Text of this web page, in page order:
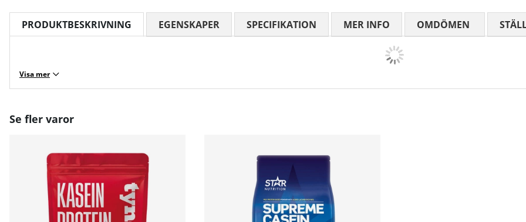
PRODUKTBESKRIVNING
Visa mer
EGENSKAPER SPECIFIKATION MER INFO OMDÖMEN
Se fler varor